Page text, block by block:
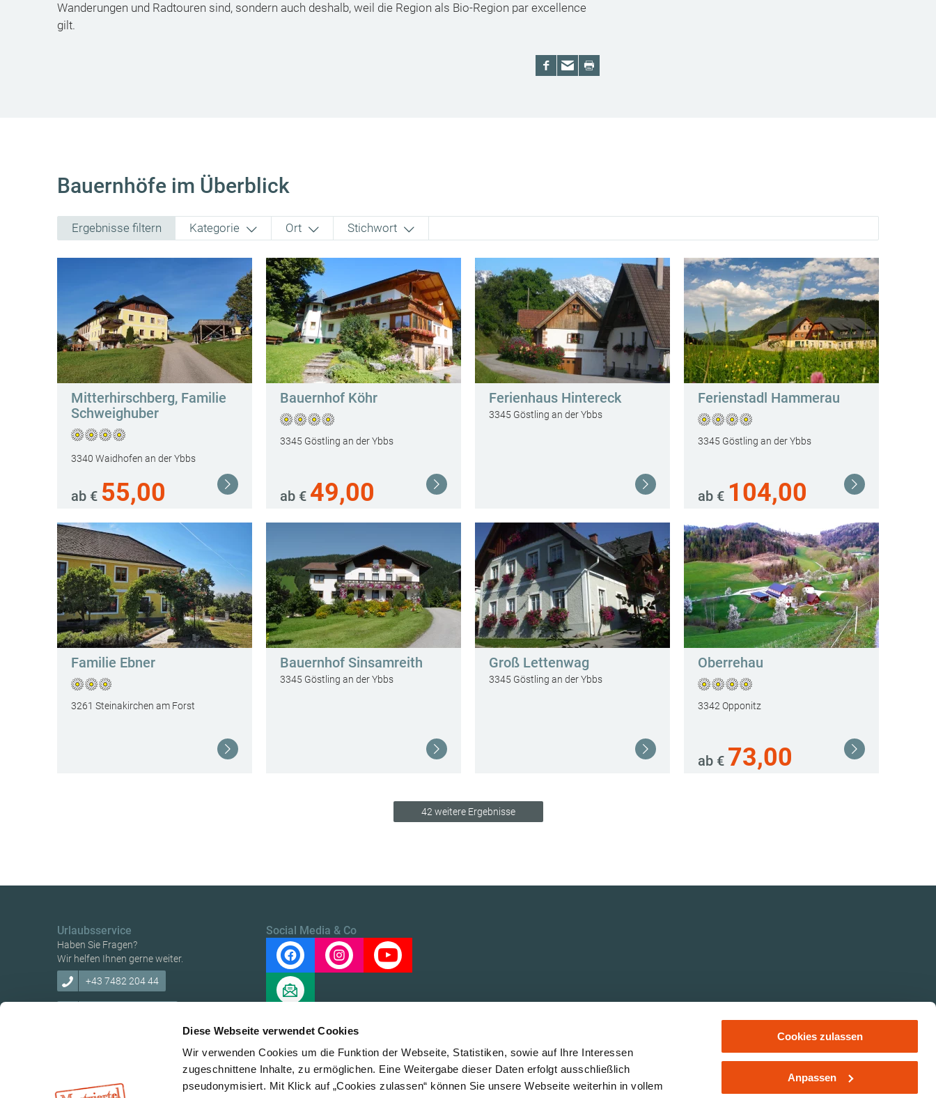
Diese Webseite verwendet Cookies
Wir verwenden Cookies um die Funktion der Webseite, Statistiken, sowie auf Ihre Interessen
zugeschnittene Inhalte, zu ermöglichen. Eine Weitergabe dieser Daten erfolgt ausschließlich
pseudonymisiert. Mit Klick auf „Cookies zulassen“ können Sie unsere Webseite weiterhin in vollem
Cookies zulassen
Anpassen
Wanderungen und Radtouren sind, sondern auch deshalb, weil die Region als Bio-Region par excellence
gilt.
Bauernhöfe im Überblick
Ergebnisse filtern Kategorie Ort Stichwort
Mitterhirschberg, Familie
Schweighuber
3340 Waidhofen an der Ybbs
ab € 55,00
Bauernhof Köhr
3345 Göstling an der Ybbs
ab € 49,00
Ferienhaus Hintereck
3345 Göstling an der Ybbs
Ferienstadl Hammerau
3345 Göstling an der Ybbs
ab € 104,00
Familie Ebner
3261 Steinakirchen am Forst
Bauernhof Sinsamreith
3345 Göstling an der Ybbs
Groß Lettenwag
3345 Göstling an der Ybbs
Oberrehau
3342 Opponitz
ab € 73,00
42 weitere Ergebnisse
Urlaubsservice
Haben Sie Fragen?
Wir helfen Ihnen gerne weiter.
+43 7482 204 44
Social Media & Co
Copyright © Mostviertel Tourismus GmbH Über uns Datenschutz LE/LEADER 14-20 Impressum Haftungsausschluss